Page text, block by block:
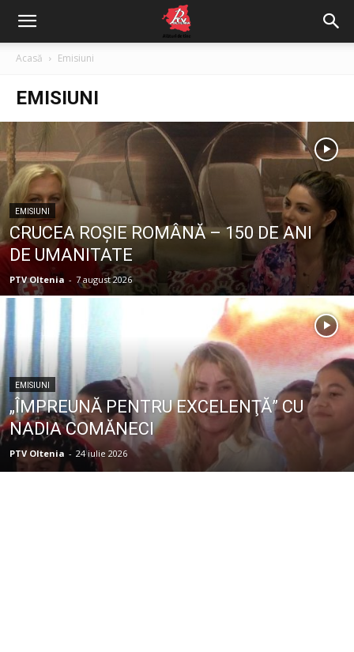
Acasă Emisiuni
EMISIUNI
EMISIUNI
CRUCEA ROŞIE ROMÂNĂ – 150 DE ANI
DE UMANITATE
PTV Oltenia - 7 august 2026
EMISIUNI
„ÎMPREUNĂ PENTRU EXCELENŢĂ” CU
NADIA COMĂNECI
PTV Oltenia - 24 iulie 2026